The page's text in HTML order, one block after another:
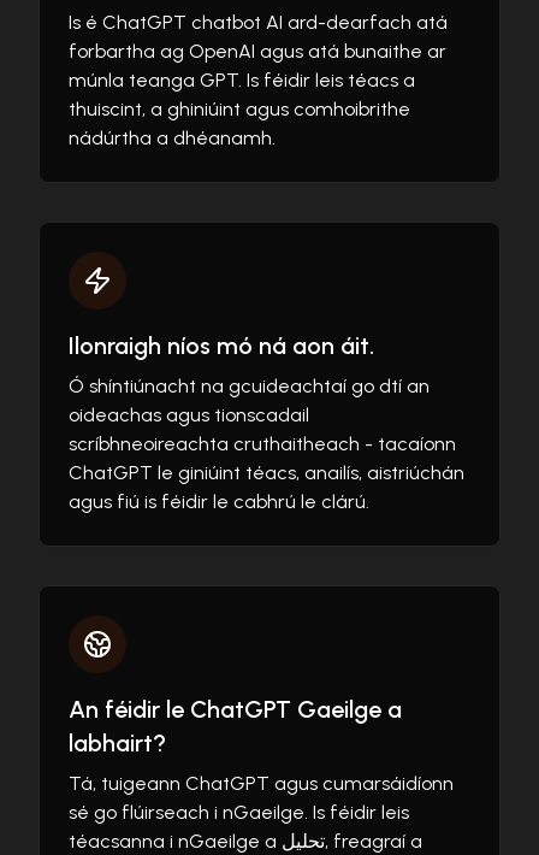
Is é ChatGPT chatbot AI ard-dearfach atá
forbartha ag OpenAI agus atá bunaithe ar
múnla teanga GPT. Is féidir leis téacs a
thuiscint, a ghiniúint agus comhoibrithe
nádúrtha a dhéanamh.
Ilonraigh níos mó ná aon áit.
Ó shíntiúnacht na gcuideachtaí go dtí an
oideachas agus tionscadail
scríbhneoireachta cruthaitheach - tacaíonn
ChatGPT le giniúint téacs, anailís, aistriúchán
agus fiú is féidir le cabhrú le clárú.
An féidir le ChatGPT Gaeilge a
labhairt?
Tá, tuigeann ChatGPT agus cumarsáidíonn
sé go flúirseach i nGaeilge. Is féidir leis
téacsanna i nGaeilge a تحليل, freagraí a